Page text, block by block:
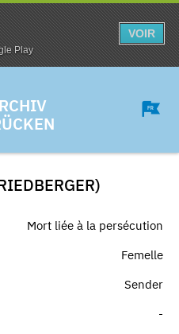
Play
VOIR
Mort liée à la persécution
Femelle
Sender
-